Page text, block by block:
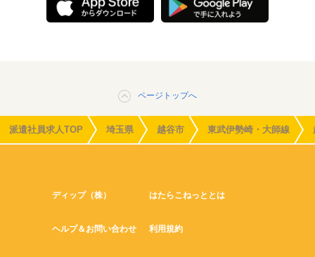
ページトップへ
派遣社員求人TOP 埼玉県 越谷市 東武伊勢崎・大師線
ディップ（株） はたらこねっととは
ヘルプ＆お問い合わせ 利用規約